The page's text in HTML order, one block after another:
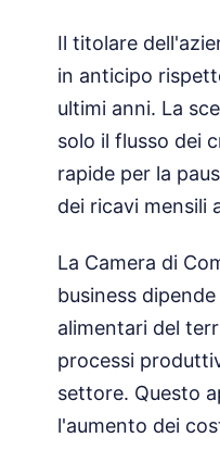
Il titolare
in anticipo
ultimi anni. La
solo il flusso dei
rapide per la
dei ricavi mensili
La Camera di
business
alimentari del
processi
settore. Questo
l'aumento dei